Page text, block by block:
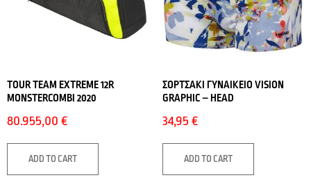
TOUR TEAM EXTREME 12R
MONSTERCOMBI 2020
80.955,00€
ADD TO CART
ΣΟΡΤΣΑΚΙ ΓΥΝΑΙΚΕΙΟ VISION
GRAPHIC – HEAD
34,95€
ADD TO CART